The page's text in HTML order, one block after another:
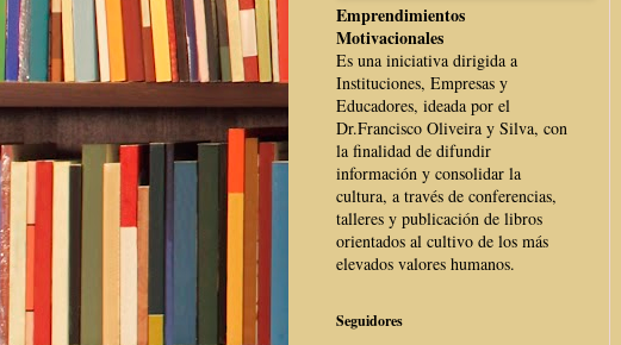
Emprendimientos
Motivacionales
Es una iniciativa dirigida a
Instituciones, Empresas y
Educadores, ideada por el
Dr.Francisco Oliveira y Silva, con
la finalidad de difundir
información y consolidar la
cultura, a través de conferencias,
talleres y publicación de libros
orientados al cultivo de los más
elevados valores humanos.
Seguidores